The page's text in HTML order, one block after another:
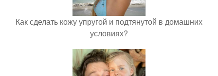
Как сделать кожу упругой и подтянутой в домашних
условиях?